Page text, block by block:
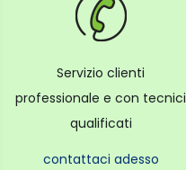
Servizio clienti
professionale e con tecnici
qualificati
contattaci adesso